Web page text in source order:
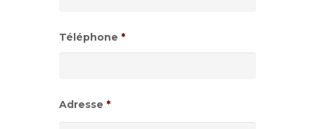
MM
Téléphone *
Adresse *